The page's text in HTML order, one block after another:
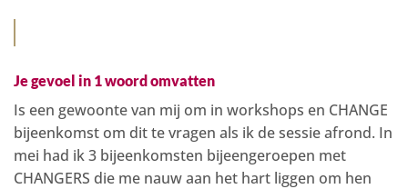
Je gevoel in 1 woord omvatten
Is een gewoonte van mij om in workshops en CHANGE
bijeenkomst om dit te vragen als ik de sessie afrond. In
mei had ik 3 bijeenkomsten bijeengeroepen met
CHANGERS die me nauw aan het hart liggen om hen